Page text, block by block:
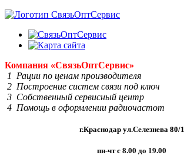
Компания «СвязьОптСервис»
1 Рации по ценам производителя
2 Построение систем связи под ключ
3 Собственный сервисный центр
4 Помощь в оформлении радиочастот
г.Краснодар ул.Селезнева 80/1
пн-чт с 8.00 до 19.00